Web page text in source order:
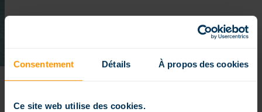
Consentement Détails À propos des cookies
Ce site web utilise des cookies.